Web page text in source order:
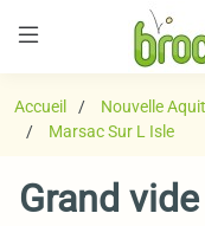
Accueil Nouvelle
Marsac Sur L Isle
Grand